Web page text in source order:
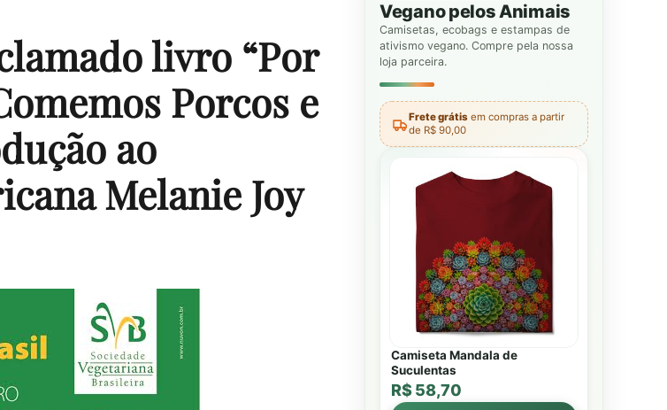
livro “Por
Porcos e
ao
Melanie Joy
Vegano pelos Animais
Camisetas, ecobags e estampas de
ativismo vegano. Compre pela nossa
loja parceira.
Frete grátis em compras a partir
de R$ 90,00
Camiseta Mandala de
Suculentas
R$ 58,70